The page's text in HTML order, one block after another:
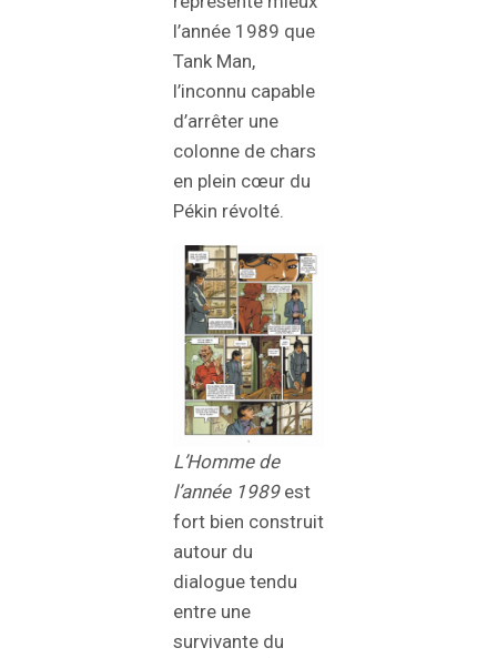
l’année 1989 que
Tank Man,
l’inconnu capable
d’arrêter une
colonne de chars
en plein cœur du
Pékin révolté.
L’Homme de
l’année 1989est
fort bien construit
autour du
dialogue tendu
entre une
survivante du